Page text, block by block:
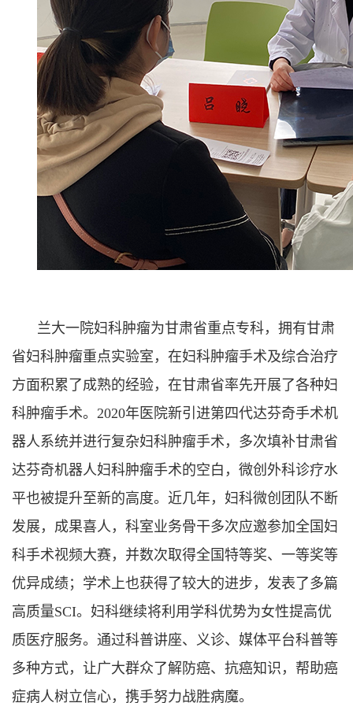
兰大一院妇科肿瘤为甘肃省重点专科，拥有甘肃
省妇科肿瘤重点实验室，在妇科肿瘤手术及综合治疗
方面积累了成熟的经验，在甘肃省率先开展了各种妇
科肿瘤手术。2020年医院新引进第四代达芬奇手术机
器人系统并进行复杂妇科肿瘤手术，多次填补甘肃省
达芬奇机器人妇科肿瘤手术的空白，微创外科诊疗水
平也被提升至新的高度。近几年，妇科微创团队不断
发展，成果喜人，科室业务骨干多次应邀参加全国妇
科手术视频大赛，并数次取得全国特等奖、一等奖等
优异成绩；学术上也获得了较大的进步，发表了多篇
高质量SCI。妇科继续将利用学科优势为女性提高优
质医疗服务。通过科普讲座、义诊、媒体平台科普等
多种方式，让广大群众了解防癌、抗癌知识，帮助癌
症病人树立信心，携手努力战胜病魔。